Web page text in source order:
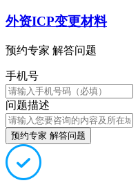
外资ICP变更材料
预约专家 解答问题
手机号
问题描述
预约专家 解答问题